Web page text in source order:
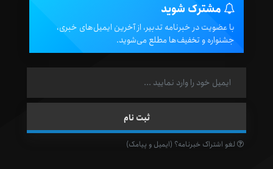
مشترک شوید
با عضویت در خبرنامه تدبیر، از آخرین ایمیل‌های خبری،
جشنواره و تخفیف‌ها مطلع می‌شوید.
لغو اشتراک خبرنامه؟ (ایمیل و پیامک)